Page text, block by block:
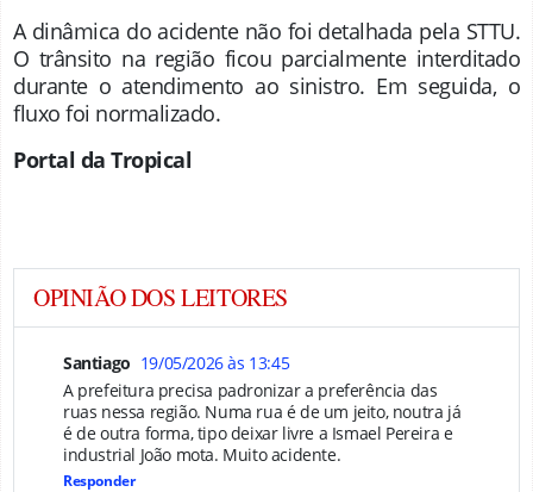
A dinâmica do acidente não foi detalhada pela STTU.
O trânsito na região ficou parcialmente interditado
durante o atendimento ao sinistro. Em seguida, o
fluxo foi normalizado.
Portal da Tropical
OPINIÃO DOS LEITORES
Santiago 19/05/2026 às 13:45
A prefeitura precisa padronizar a preferência das
ruas nessa região. Numa rua é de um jeito, noutra já
é de outra forma, tipo deixar livre a Ismael Pereira e
industrial João mota. Muito acidente.
Responder